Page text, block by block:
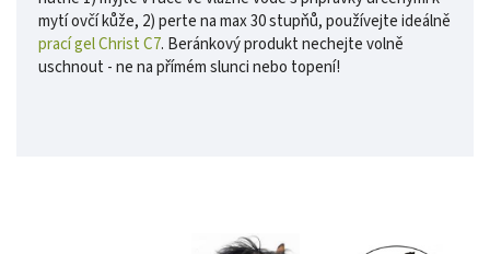
mytí ovčí kůže, 2) perte na max 30 stupňů, používejte ideálně
prací gel Christ C7. Beránkový produkt nechejte volně
uschnout - ne na přímém slunci nebo topení!